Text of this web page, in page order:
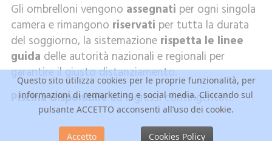
Gli ombrelloni vengono assegnati per ogni singola
camera e rimangono riservati per tutta la durata
del soggiorno, la sistemazione rispetta le linee
guida delle autorità nazionali e regionali per
garantire il giusto distanziamento.
Piscina disponibilead ingressi contingentati.
Questo sito utilizza cookies per le proprie funzionalità, per
informazioni di remarketing e social media. Cliccando sul
pulsante ACCETTO acconsenti all’uso dei cookie.
Accetto Cookies Policy